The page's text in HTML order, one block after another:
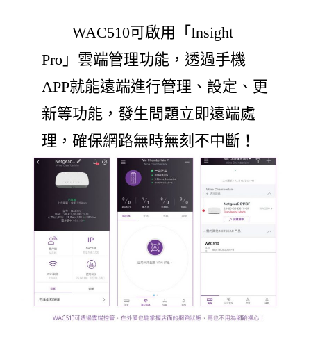
WAC510可啟用「Insight
Pro」雲端管理功能，透過手機
APP就能遠端進行管理、設定、更
新等功能，發生問題立即遠端處
理，確保網路無時無刻不中斷！